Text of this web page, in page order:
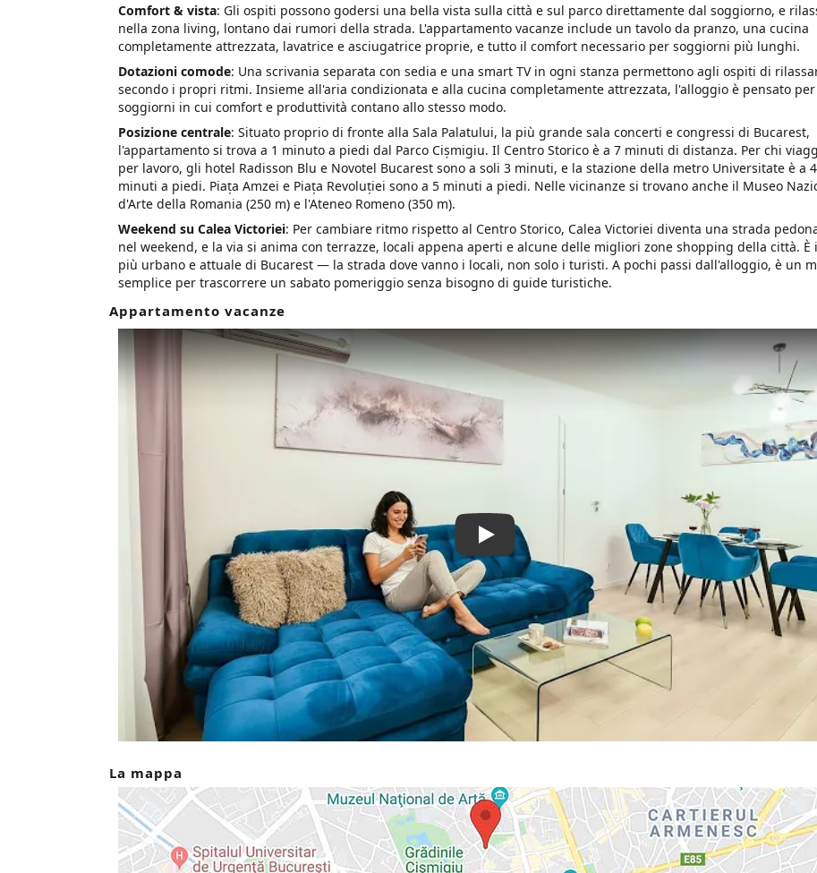
Comfort & vista: Gli ospiti possono godersi una bella vista sulla città e sul parco direttamente dal soggiorno, e
nella zona living, lontano dai rumori della strada. L'appartamento vacanze include un tavolo da pranzo, una cucina
completamente attrezzata, lavatrice e asciugatrice proprie, e tutto il comfort necessario per soggiorni più lunghi.
Dotazioni comode: Una scrivania separata con sedia e una smart TV in ogni stanza permettono agli ospiti di
secondo i propri ritmi. Insieme all'aria condizionata e alla cucina completamente attrezzata, l'alloggio è pensato per
soggiorni in cui comfort e produttività contano allo stesso modo.
Posizione centrale: Situato proprio di fronte alla Sala Palatului, la più grande sala concerti e congressi di Bucarest,
l'appartamento si trova a 1 minuto a piedi dal Parco Cișmigiu. Il Centro Storico è a 7 minuti di distanza. Per chi
per lavoro, gli hotel Radisson Blu e Novotel Bucarest sono a soli 3 minuti, e la stazione della metro Universitate è a 4
minuti a piedi. Piața Amzei e Piața Revoluției sono a 5 minuti a piedi. Nelle vicinanze si trovano anche il Museo
d'Arte della Romania (250 m) e l'Ateneo Romeno (350 m).
Weekend su Calea Victoriei: Per cambiare ritmo rispetto al Centro Storico, Calea Victoriei diventa una strada
nel weekend, e la via si anima con terrazze, locali appena aperti e alcune delle migliori zone shopping della città. È
più urbano e attuale di Bucarest — la strada dove vanno i locali, non solo i turisti. A pochi passi dall'alloggio, è un
semplice per trascorrere un sabato pomeriggio senza bisogno di guide turistiche.
Appartamento vacanze
Play
La mappa